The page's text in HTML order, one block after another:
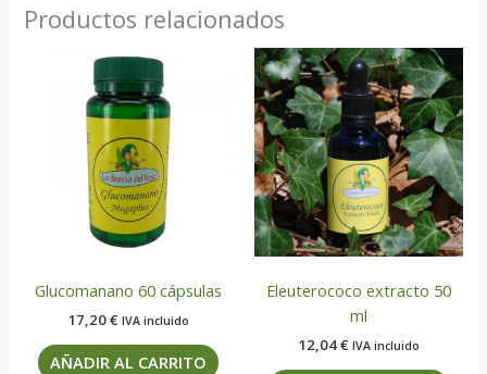
Productos relacionados
Glucomanano 60 cápsulas
17,20€ IVA incluido
AÑADIR AL CARRITO
Eleuterococo extracto 50
ml
12,04€ IVA incluido